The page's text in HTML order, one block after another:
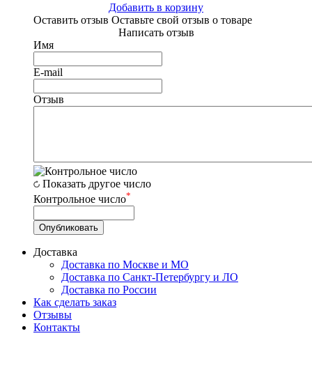
Добавить в корзину
Оставить отзыв Оставьте свой отзыв о товаре
Написать отзыв
Имя
E-mail
Отзыв
Показать другое число
Контрольное число*
Доставка
Доставка по Москве и МО
Доставка по Санкт-Петербургу и ЛО
Доставка по России
Как сделать заказ
Отзывы
Контакты